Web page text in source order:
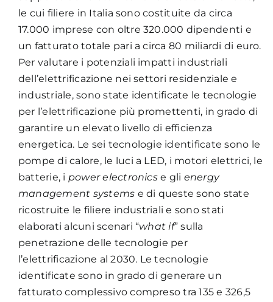
le cui filiere in Italia sono costituite da circa
17.000 imprese con oltre 320.000 dipendenti e
un fatturato totale pari a circa 80 miliardi di euro.
Per valutare i potenziali impatti industriali
dell’elettrificazione nei settori residenziale e
industriale, sono state identificate le tecnologie
per l’elettrificazione più promettenti, in grado di
garantire un elevato livello di efficienza
energetica. Le sei tecnologie identificate sono le
pompe di calore, le luci a LED, i motori elettrici, le
batterie, i power electronicse gli energy
management systems e di queste sono state
ricostruite le filiere industriali e sono stati
elaborati alcuni scenari “what if” sulla
penetrazione delle tecnologie per
l’elettrificazione al 2030. Le tecnologie
identificate sono in grado di generare un
fatturato complessivo compreso tra 135 e 326,5